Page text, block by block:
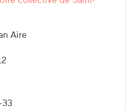
Aire
-33